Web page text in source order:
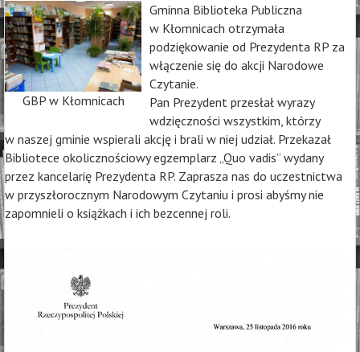
GBP w Kłomnicach
Gminna Biblioteka Publiczna
w Kłomnicach otrzymała
podziękowanie od Prezydenta RP za
włączenie się do akcji Narodowe
Czytanie.
Pan Prezydent przesłał wyrazy
wdzięczności wszystkim, którzy
w naszej gminie wspierali akcję i brali w niej udział. Przekazał
Bibliotece okolicznościowy egzemplarz „Quo vadis” wydany
przez kancelarię Prezydenta RP. Zaprasza nas do uczestnictwa
w przyszłorocznym Narodowym Czytaniu i prosi abyśmy nie
zapomnieli o książkach i ich bezcennej roli.